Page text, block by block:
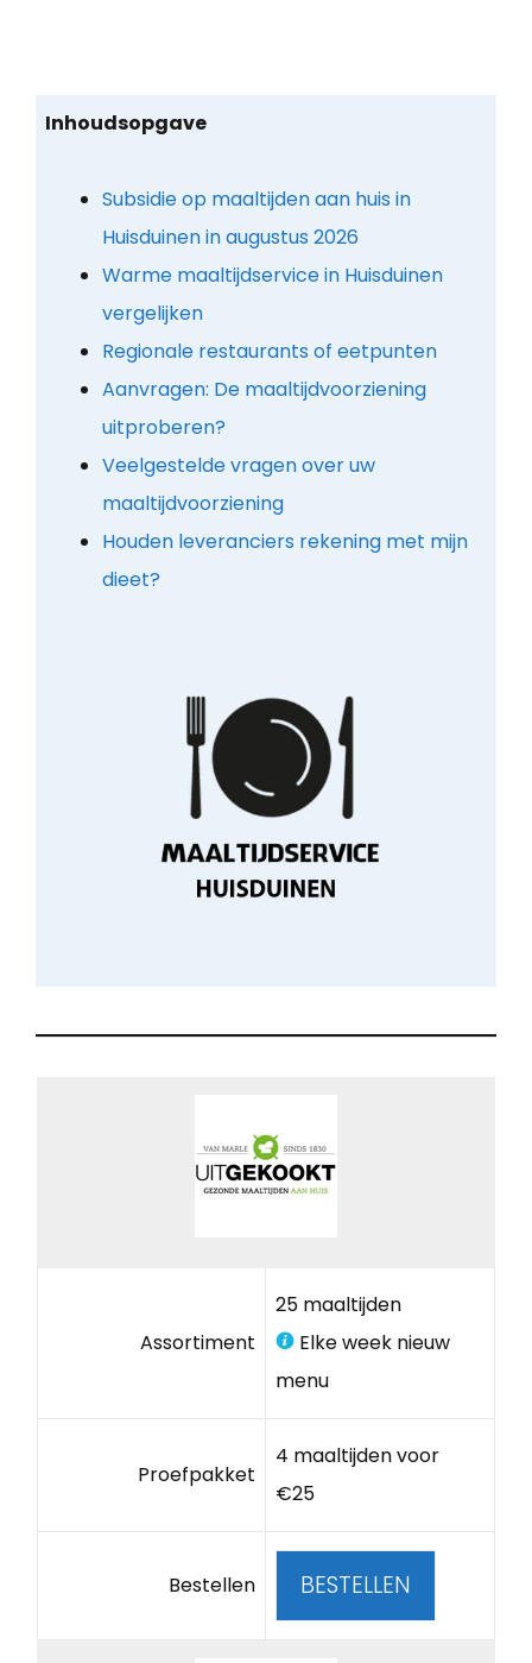
Inhoudsopgave
Subsidie op maaltijden aan huis in
Huisduinen in augustus 2026
Warme maaltijdservice in Huisduinen
vergelijken
Regionale restaurants of eetpunten
Aanvragen: De maaltijdvoorziening
uitproberen?
Veelgestelde vragen over uw
maaltijdvoorziening
Houden leveranciers rekening met mijn
dieet?
Assortiment
25 maaltijden
Elke week nieuw
menu
Proefpakket
4 maaltijden voor
€25
Bestellen BESTELLEN